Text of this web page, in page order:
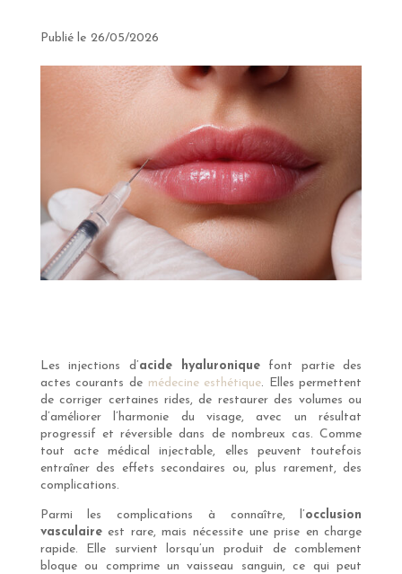
26/05/2026
Les injections d’acide hyaluronique font partie des
actes courants de médecine esthétique. Elles permettent
de corriger certaines rides, de restaurer des volumes ou
d’améliorer l’harmonie du visage, avec un résultat
progressif et réversible dans de nombreux cas. Comme
tout acte médical injectable, elles peuvent toutefois
entraîner des effets secondaires ou, plus rarement, des
complications.
Parmi les complications à connaître, l’occlusion
vasculaireest rare, mais nécessite une prise en charge
rapide. Elle survient lorsqu’un produit de comblement
bloque ou comprime un vaisseau sanguin, ce qui peut